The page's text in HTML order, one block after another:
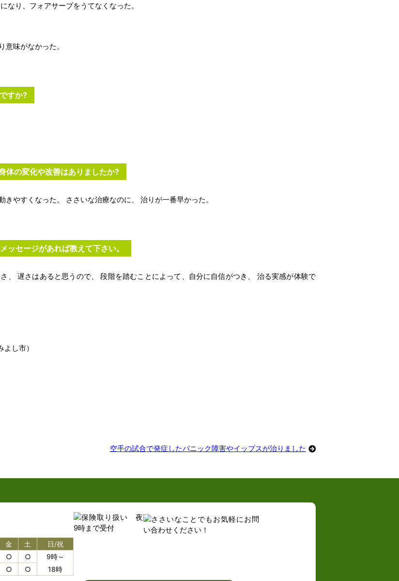
なり、フォアサーブをうてなくなった。
味がなかった。
すか?
体の変化や改善はありましたか?
やすくなった。 ささいな治療なのに、 治りが一番早かった。
セージがあれば教えて下さい。
、 遅さはあると思うので、 段階を踏むことによって、自分に自信がつき、 治る実感が体験で
し市）
空手の試合で発症したパニック障害やイップスが治りました
金 土
日/祝
○ ○
9時～
○ ○ 18時